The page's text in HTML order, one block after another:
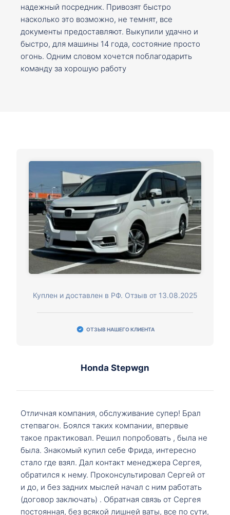
надежный посредник. Привозят быстро
насколько это возможно, не темнят, все
документы предоставляют. Выкупили удачно и
быстро, для машины 14 года, состояние просто
огонь. Одним словом хочется поблагодарить
команду за хорошую работу
Куплен и доставлен в РФ. Отзыв от 13.08.2025
ОТЗЫВ НАШЕГО КЛИЕНТА
Honda Stepwgn
Отличная компания, обслуживание супер! Брал
степвагон. Боялся таких компании, впервые
такое практиковал. Решил попробовать , была не
была. Знакомый купил себе Фрида, интересно
стало где взял. Дал контакт менеджера Сергея,
обратился к нему. Проконсультировал Сергей от
и до, и без задних мыслей начал с ним работать
(договор заключать) . Обратная связь от Сергея
постоянная, без всякой лишней ваты, все по сути,